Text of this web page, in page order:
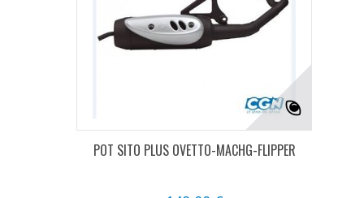
POT SITO PLUS OVETTO-MACHG-FLIPPER